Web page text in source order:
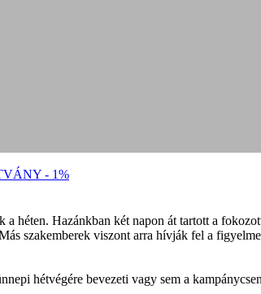
- 1%
héten. Hazánkban két napon át tartott a
szakemberek viszont arra hívják fel a
hétvégére bevezeti vagy sem a